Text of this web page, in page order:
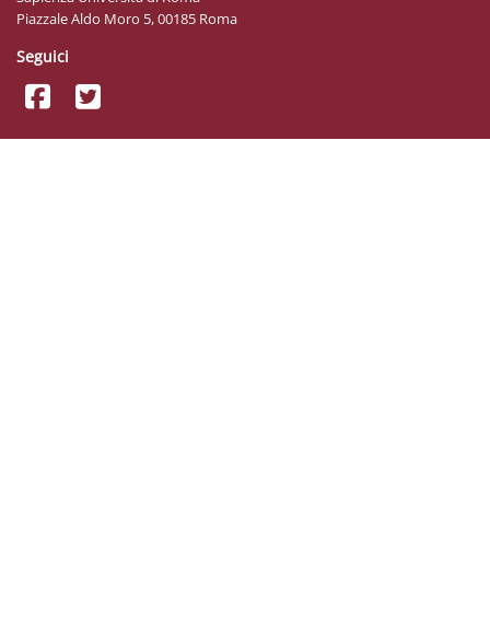
Piazzale Aldo Moro 5, 00185 Roma
Seguici